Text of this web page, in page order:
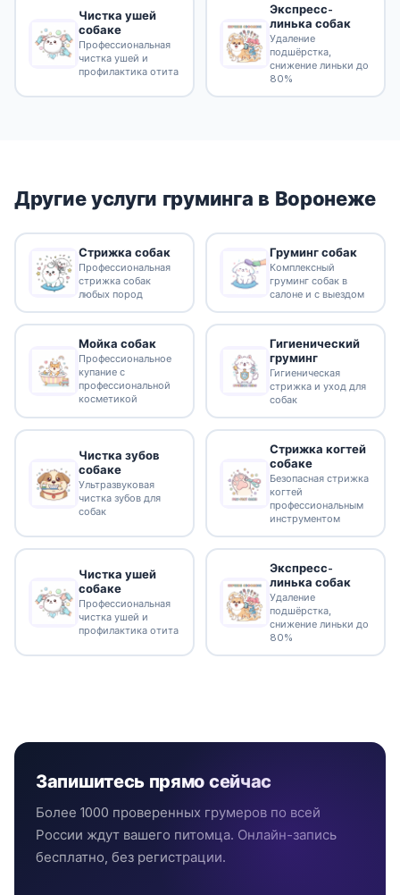
Чистка ушей
собаке
Профессиональная
чистка ушей и
профилактика отита
Экспресс-
линька собак
Удаление
подшёрстка,
снижение линьки до
80%
Другие услуги груминга в Воронеже
Стрижка собак
Профессиональная
стрижка собак
любых пород
Груминг собак
Комплексный
груминг собак в
салоне и с выездом
Мойка собак
Профессиональное
купание с
профессиональной
косметикой
Гигиенический
груминг
Гигиеническая
стрижка и уход для
собак
Чистка зубов
собаке
Ультразвуковая
чистка зубов для
собак
Стрижка когтей
собаке
Безопасная стрижка
когтей
профессиональным
инструментом
Чистка ушей
собаке
Профессиональная
чистка ушей и
профилактика отита
Экспресс-
линька собак
Удаление
подшёрстка,
снижение линьки до
80%
Запишитесь прямо сейчас
Более 1000 проверенных грумеров по всей
России ждут вашего питомца. Онлайн-запись
бесплатно, без регистрации.